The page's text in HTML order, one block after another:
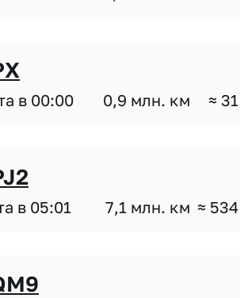
в 00:00 0,9 млн. км ≈
в 05:01 7,1 млн. км ≈